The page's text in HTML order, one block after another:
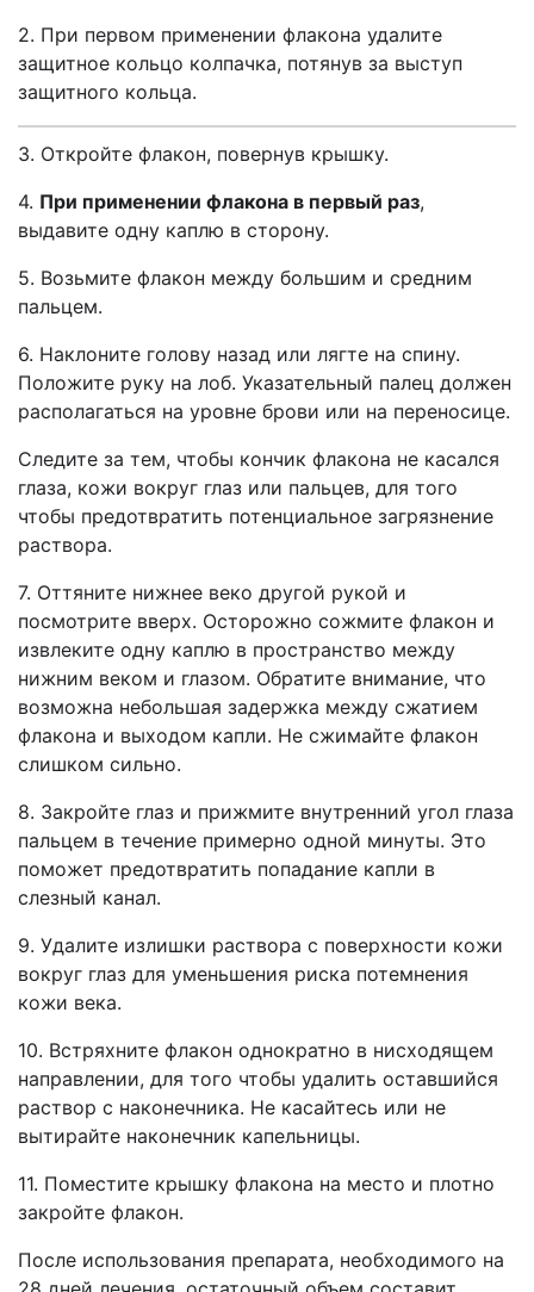
2. При первом применении флакона удалите
защитное кольцо колпачка, потянув за выступ
защитного кольца.
3. Откройте флакон, повернув крышку.
4. При применении флакона в первый раз,
выдавите одну каплю в сторону.
5. Возьмите флакон между большим и средним
пальцем.
6. Наклоните голову назад или лягте на спину.
Положите руку на лоб. Указательный палец должен
располагаться на уровне брови или на переносице.
Следите за тем, чтобы кончик флакона не касался
глаза, кожи вокруг глаз или пальцев, для того
чтобы предотвратить потенциальное загрязнение
раствора.
7. Оттяните нижнее веко другой рукой и
посмотрите вверх. Осторожно сожмите флакон и
извлеките одну каплю в пространство между
нижним веком и глазом. Обратите внимание, что
возможна небольшая задержка между сжатием
флакона и выходом капли. Не сжимайте флакон
слишком сильно.
8. Закройте глаз и прижмите внутренний угол глаза
пальцем в течение примерно одной минуты. Это
поможет предотвратить попадание капли в
слезный канал.
9. Удалите излишки раствора с поверхности кожи
вокруг глаз для уменьшения риска потемнения
кожи века.
10. Встряхните флакон однократно в нисходящем
направлении, для того чтобы удалить оставшийся
раствор с наконечника. Не касайтесь или не
вытирайте наконечник капельницы.
11. Поместите крышку флакона на место и плотно
закройте флакон.
После использования препарата, необходимого на